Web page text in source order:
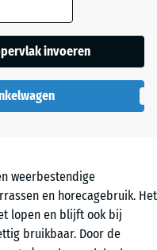
weerbestendige
en horecagebruik. Het
lopen en blijft ook bij
bruikbaar. Door de
invoeren